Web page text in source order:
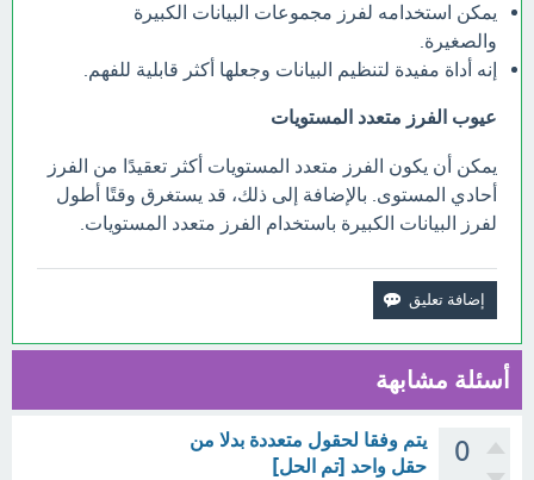
يمكن استخدامه لفرز مجموعات البيانات الكبيرة
والصغيرة.
إنه أداة مفيدة لتنظيم البيانات وجعلها أكثر قابلية للفهم.
عيوب الفرز متعدد المستويات
يمكن أن يكون الفرز متعدد المستويات أكثر تعقيدًا من الفرز
أحادي المستوى. بالإضافة إلى ذلك، قد يستغرق وقتًا أطول
لفرز البيانات الكبيرة باستخدام الفرز متعدد المستويات.
أسئلة مشابهة
0
يتم وفقا لحقول متعددة بدلا من
حقل واحد [تم الحل]